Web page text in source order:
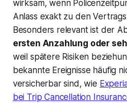
wirksam, wenn
Anlass exakt zu den
Besonders relevant ist der
ersten Anzahlung oder
weil spätere Risiken
bekannte Ereignisse häufig
versicherbar sind, wie
bei Trip Cancellation